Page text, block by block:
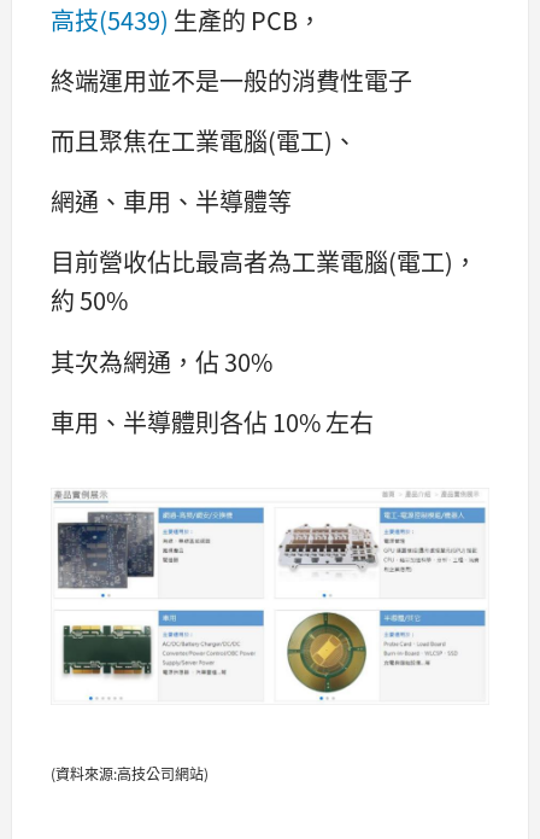
高技(5439) 生產的 PCB，
終端運用並不是一般的消費性電子
而且聚焦在工業電腦(電工)、
網通、車用、半導體等
目前營收佔比最高者為工業電腦(電工)，
約 50%
其次為網通，佔 30%
車用、半導體則各佔 10% 左右
(資料來源:高技公司網站)